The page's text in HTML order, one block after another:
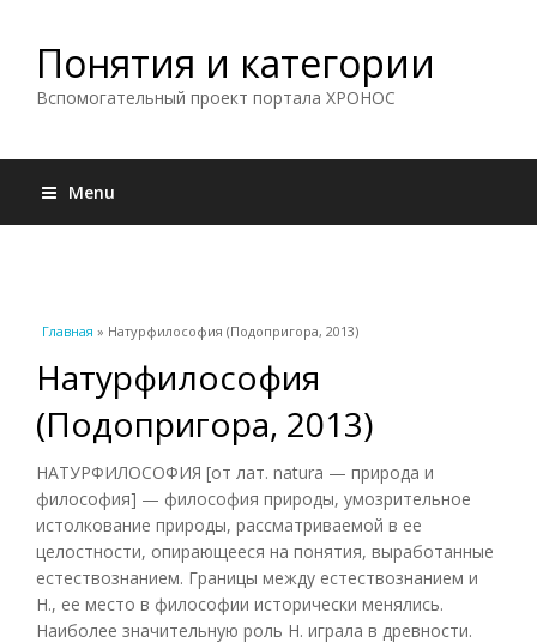
Понятия и категории
Вспомогательный проект портала ХРОНОС
Menu
Вы здесь
Главная » Натурфилософия (Подопригора, 2013)
Натурфилософия
(Подопригора, 2013)
НАТУРФИЛОСОФИЯ [от лат. natura — природа и
философия] — философия природы, умозрительное
истолкование природы, рассматриваемой в ее
целостности, опирающееся на понятия, выработанные
естествознанием. Границы между естествознанием и
Н., ее место в философии исторически менялись.
Наиболее значительную роль Н. играла в древности.